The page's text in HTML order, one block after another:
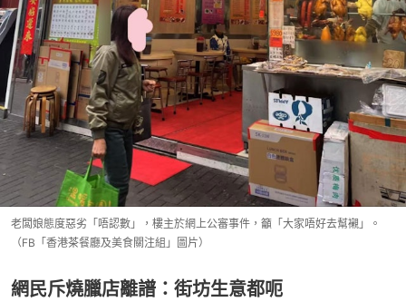
老闆娘態度惡劣「唔認數」，樓主於網上公審事件，籲「大家唔好去幫襯」。
（FB「香港茶餐廳及美食關注組」圖片）
網民斥燒臘店離譜：街坊生意都呃